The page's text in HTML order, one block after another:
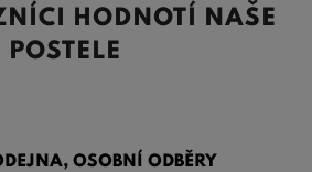
HODNOTÍ NAŠE
POSTELE
OSOBNÍ ODBĚRY